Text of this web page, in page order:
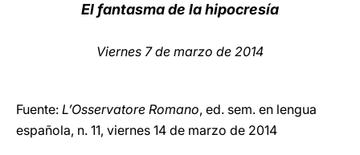
El fantasma de la hipocresía
Viernes 7 de marzo de 2014
Fuente: L’Osservatore Romano, ed. sem. en lengua
española, n. 11, viernes 14 de marzo de 2014